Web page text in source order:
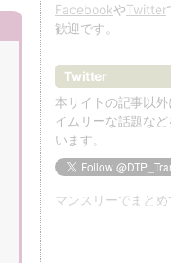
FacebookやTwitter
歓迎です。
Twitter
本サイトの記事以
イムリーな話題な
います。
マンスリーでまとめ